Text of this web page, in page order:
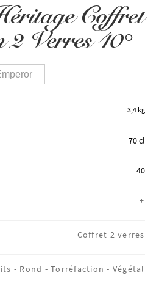
Coffret
2 Verres 40°
3,4 kg
70 cl
40
+
Coffret 2 verres
- Rond -Torréfaction - Végétal